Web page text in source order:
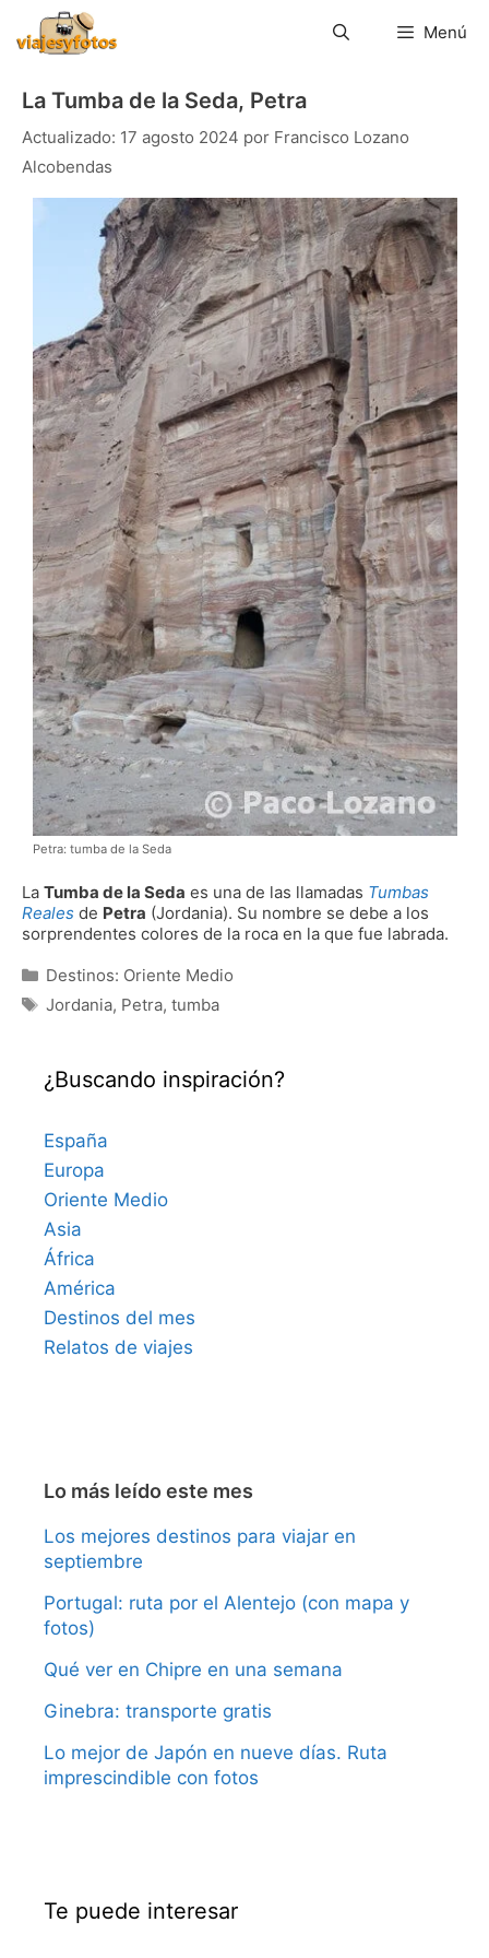
contenido
Menú
La Tumba de la Seda, Petra
17 agosto 2024 por Francisco Lozano
Alcobendas
Petra: tumba de la Seda
La Tumba de la Seda es una de las llamadas Tumbas
Reales de Petra (Jordania). Su nombre se debe a los
sorprendentes colores de la roca en la que fue labrada.
Categorías
Destinos: Oriente Medio
Etiquetas
Jordania, Petra, tumba
¿Buscando inspiración?
España
Europa
Oriente Medio
Asia
África
América
Destinos del mes
Relatos de viajes
Lo más leído este mes
Los mejores destinos para viajar en
septiembre
Portugal: ruta por el Alentejo (con mapa y
fotos)
Qué ver en Chipre en una semana
Ginebra: transporte gratis
Lo mejor de Japón en nueve días. Ruta
imprescindible con fotos
Te puede interesar